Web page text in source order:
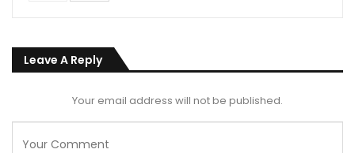
Leave A Reply
Your email address will not be published.